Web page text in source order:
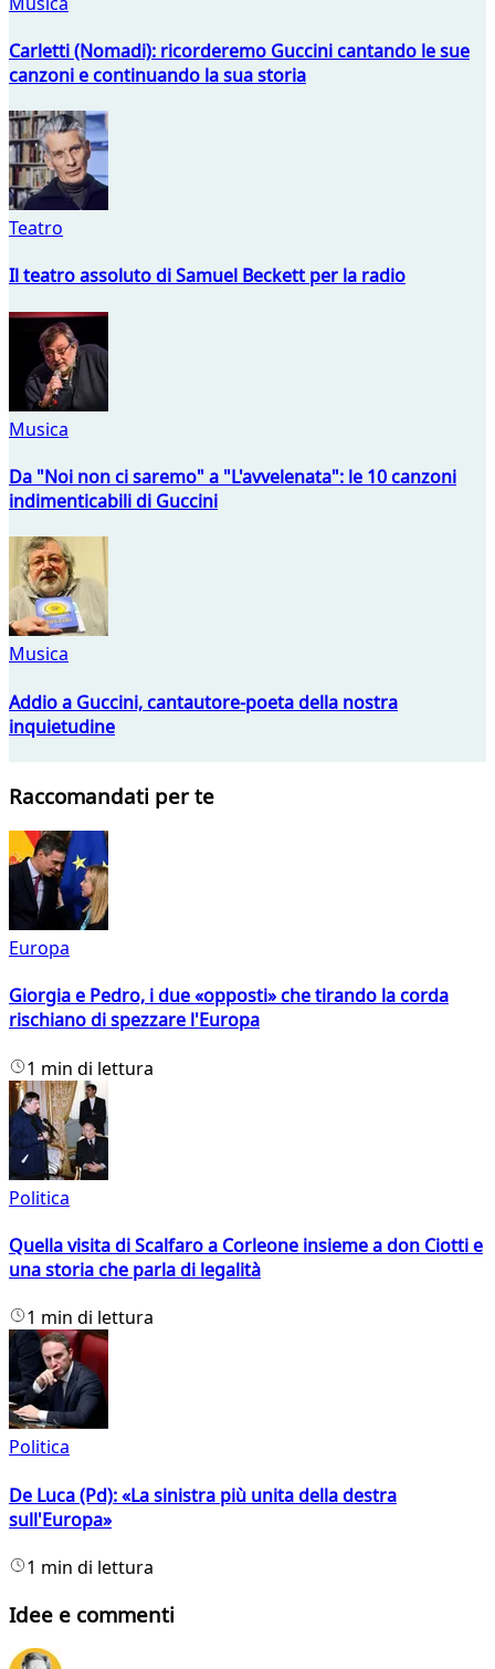
Carletti (Nomadi): ricorderemo Guccini cantando le sue
canzoni e continuando la sua storia
Teatro
Il teatro assoluto di Samuel Beckett per la radio
Musica
Da "Noi non ci saremo" a "L'avvelenata": le 10 canzoni
indimenticabili di Guccini
Musica
Addio a Guccini, cantautore-poeta della nostra
inquietudine
Raccomandati per te
Europa
Giorgia e Pedro, i due «opposti» che tirando la corda
rischiano di spezzare l'Europa
1 min di lettura
Politica
Quella visita di Scalfaro a Corleone insieme a don Ciotti e
una storia che parla di legalità
1 min di lettura
Politica
De Luca (Pd): «La sinistra più unita della destra
sull'Europa»
1 min di lettura
Idee e commenti